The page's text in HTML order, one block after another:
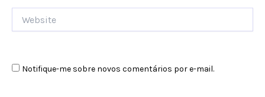
Notifique-me sobre novos comentários por e-mail.